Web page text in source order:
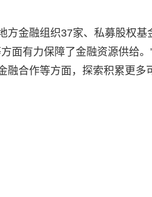
方金融组织37家、私募股权
面有力保障了金融资源供给
融合作等方面，探索积累更多